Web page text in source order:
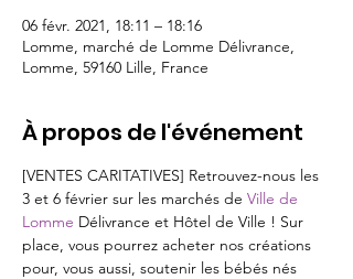
06 févr. 2021, 18:11 – 18:16
Lomme, marché de Lomme Délivrance,
Lomme, 59160 Lille, France
À propos de l'événement
[VENTES CARITATIVES] Retrouvez-nous les
3 et 6 février sur les marchés de Ville de
Lomme Délivrance et Hôtel de Ville ! Sur
place, vous pourrez acheter nos créations
pour, vous aussi, soutenir les bébés nés